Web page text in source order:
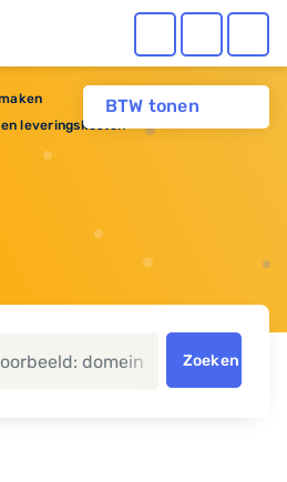
BTW tonen
leveringskosten
Zoeken